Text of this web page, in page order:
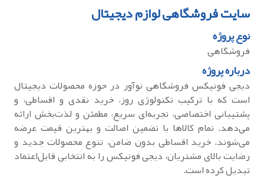
سایت فروشگاهی لوازم دیجیتال
نوع پروژه
فروشگاهی
درباره پروژه
دیجی فونیکس فروشگاهی نوآور در حوزه محصولات دیجیتال
است که با ترکیب تکنولوژی روز، خرید نقدی و اقساطی، و
پشتیبانی اختصاصی، تجربه‌ای سریع، مطمئن و لذت‌بخش ارائه
می‌دهد. تمام کالاها با تضمین اصالت و بهترین قیمت عرضه
می‌شوند. خرید اقساطی بدون ضامن، تنوع محصولات جدید و
رضایت بالای مشتریان، دیجی فونیکس را به انتخابی قابل‌اعتماد
تبدیل کرده است.